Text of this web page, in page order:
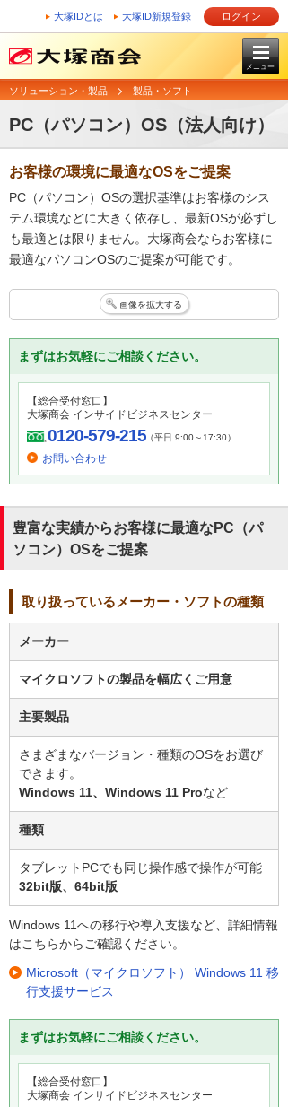
大塚IDとは 大塚ID新規登録 ログイン
メニュー
ソリューション・製品 製品・ソフト
PC（パソコン）OS（法人向け）
お客様の環境に最適なOSをご提案
PC（パソコン）OSの選択基準はお客様のシス
テム環境などに大きく依存し、最新OSが必ずし
も最適とは限りません。大塚商会ならお客様に
最適なパソコンOSのご提案が可能です。
画像を拡大する
まずはお気軽にご相談ください。
【総合受付窓口】
大塚商会 インサイドビジネスセンター
0120-579-215（平日 9:00～17:30）
お問い合わせ
豊富な実績からお客様に最適なPC（パ
ソコン）OSをご提案
取り扱っているメーカー・ソフトの種類
メーカー
マイクロソフトの製品を幅広くご用意
主要製品
さまざまなバージョン・種類のOSをお選び
できます。
Windows 11、Windows 11 Proなど
種類
タブレットPCでも同じ操作感で操作が可能
32bit版、64bit版
Windows 11への移行や導入支援など、詳細情報
はこちらからご確認ください。
Microsoft（マイクロソフト） Windows 11 移
行支援サービス
まずはお気軽にご相談ください。
【総合受付窓口】
大塚商会 インサイドビジネスセンター